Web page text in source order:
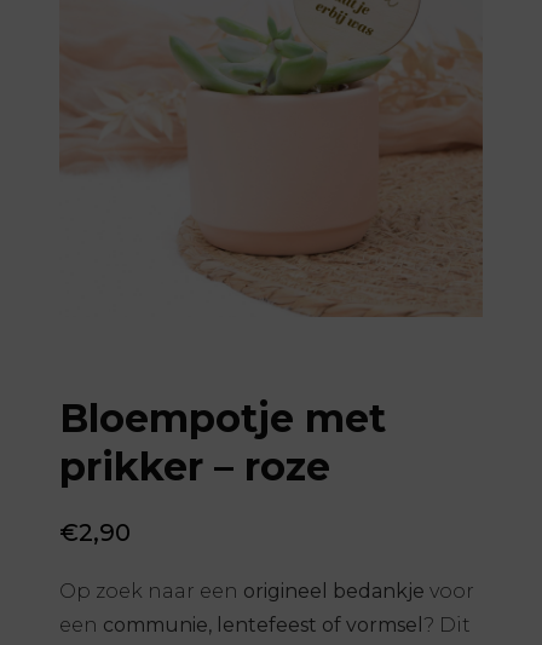
Bloempotje met
prikker – roze
€2,90
Op zoek naar een origineel bedankje voor
een communie, lentefeest of vormsel ? Dit